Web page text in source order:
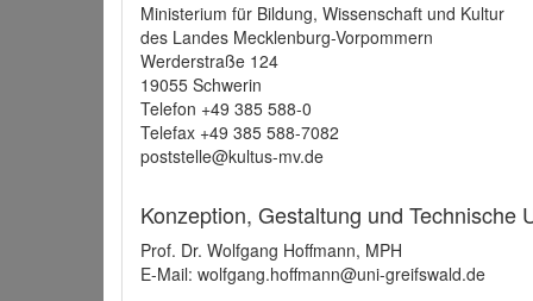
Ministerium für Bildung, Wissenschaft und Kultur
des Landes Mecklenburg-Vorpommern
Werderstraße 124
19055 Schwerin
Telefon +49 385 588-0
Telefax +49 385 588-7082
poststelle@kultus-mv.de
Konzeption, Gestaltung und Technische
Prof. Dr. Wolfgang Hoffmann, MPH
E-Mail: wolfgang.hoffmann@uni-greifswald.de